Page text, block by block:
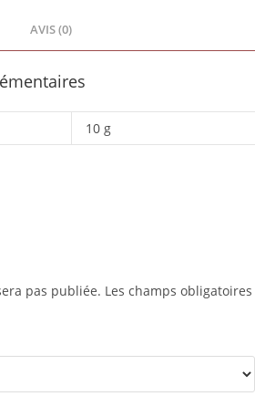
AVIS (0)
10 g
pas publiée. Les champs obligatoires